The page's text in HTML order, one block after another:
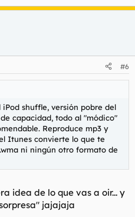
#6
shuffle, versión pobre del
capacidad, todo al "módico"
Reproduce mp3 y
Itunes convierte lo que te
ni ningún otro formato de
idea de lo que vas a oir... y
jajajaja